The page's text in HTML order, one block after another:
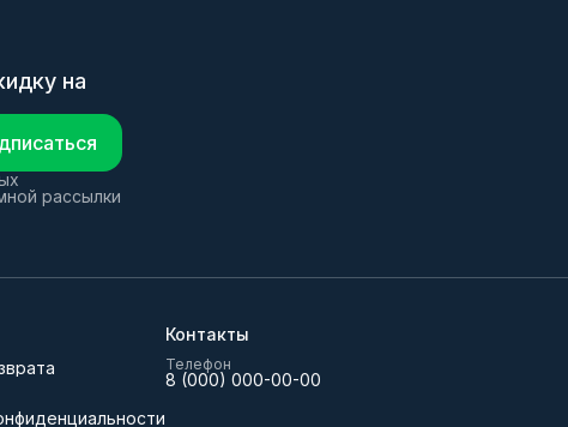
на
рассылки
Контакты
Телефон
8 (000) 000-00-00